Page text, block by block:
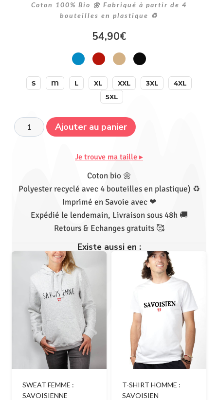
Coton 100% Bio 🌼 Fabriqué à partir de 4
bouteilles en plastique ♻
54,90€
S M L XL XXL 3XL
4XL
5XL
Ajouter au panier
Je trouve ma taille ▸
Coton bio 🌼
Polyester recyclé avec 4 bouteilles en plastique) ♻
Imprimé en Savoie avec ❤
Expédié le lendemain, Livraison sous 48h 🚚
Retours & Echanges gratuits 🥰
Existe aussi en :
SWEAT FEMME :
SAVOISIENNE
T-SHIRT HOMME :
SAVOISIEN